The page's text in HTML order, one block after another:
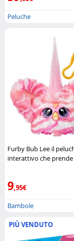
Peluche
Furby Bub Lee il
interattivo che
9,95€
Bambole
PIÙ VENDUTO